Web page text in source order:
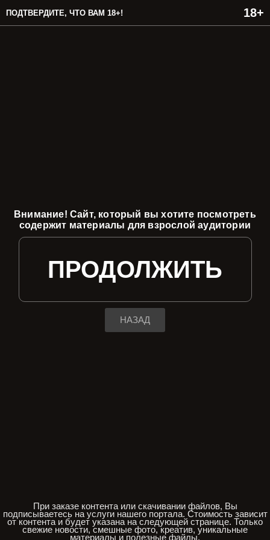
ПОДТВЕРДИТЕ, ЧТО ВАМ 18+!
Внимание! Сайт, который вы хотите посмотреть
содержит материалы для взрослой аудитории
ПРОДОЛЖИТЬ
НАЗАД
При заказе контента или скачивании файлов, Вы
подписываетесь на услуги нашего портала. Стоимость зависит
от контента и будет указана на следующей странице. Только
свежие новости, смешные фото, креатив, уникальные
материалы и полезные файлы.